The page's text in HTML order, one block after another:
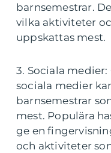
barnsemestrar.
vilka aktiviteter
uppskattas mest.
3. Sociala
sociala medier
barnsemestrar
mest. Populära
ge en
och aktiviteter